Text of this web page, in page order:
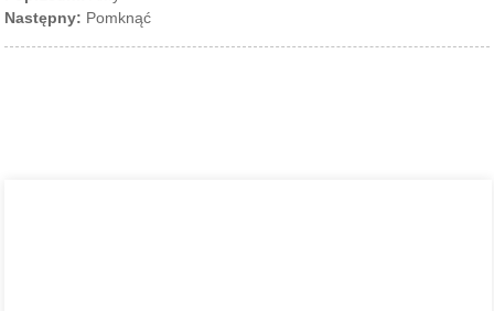
Następny: Pomknąć